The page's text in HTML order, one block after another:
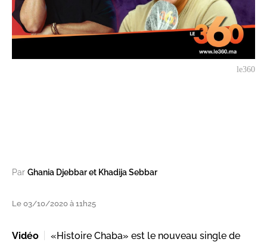
le360
Par Ghania Djebbar et Khadija Sebbar
Le 03/10/2020 à 11h25
Vidéo
«Histoire Chaba» est le nouveau single de